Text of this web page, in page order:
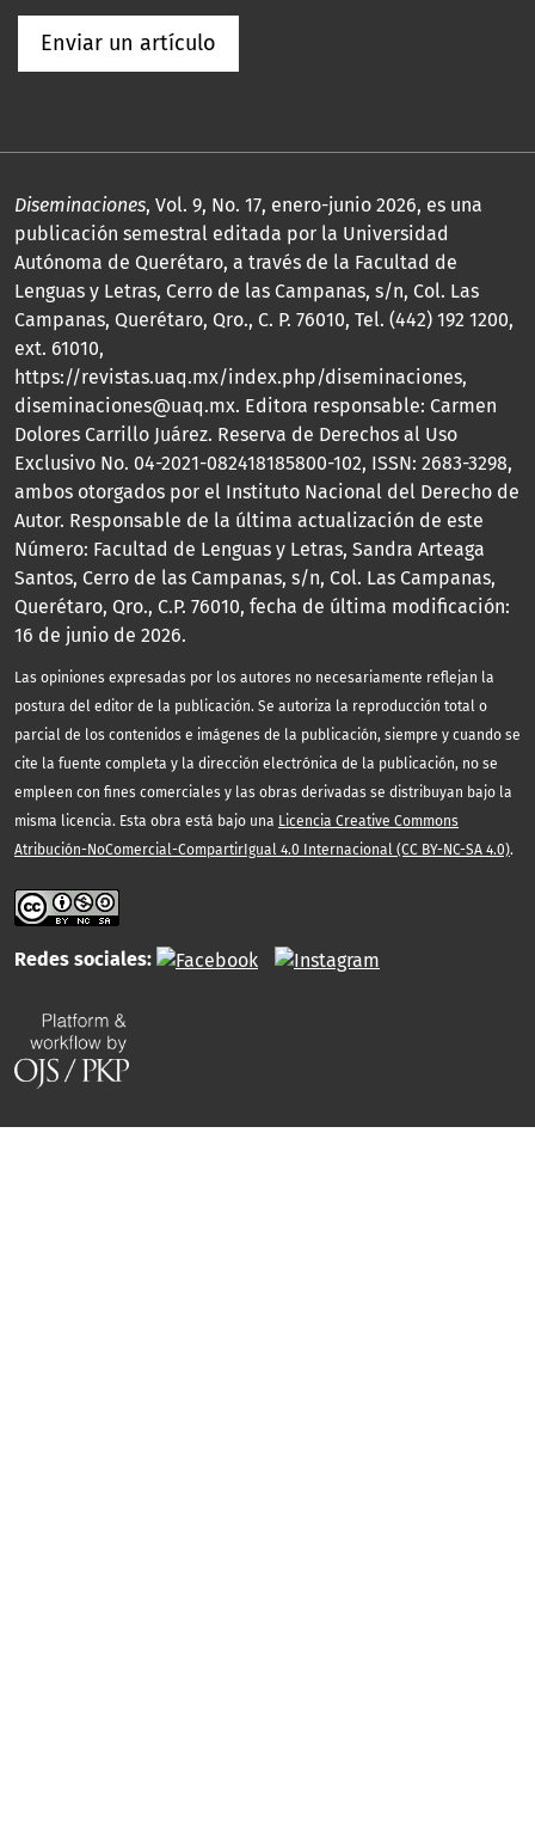
Enviar un artículo
Diseminaciones, Vol. 9, No. 17, enero-junio 2026, es una
publicación semestral editada por la Universidad
Autónoma de Querétaro, a través de la Facultad de
Lenguas y Letras, Cerro de las Campanas, s/n, Col. Las
Campanas, Querétaro, Qro., C. P. 76010, Tel. (442) 192 1200,
ext. 61010,
https://revistas.uaq.mx/index.php/diseminaciones,
diseminaciones@uaq.mx. Editora responsable: Carmen
Dolores Carrillo Juárez. Reserva de Derechos al Uso
Exclusivo No. 04-2021-082418185800-102, ISSN: 2683-3298,
ambos otorgados por el Instituto Nacional del Derecho de
Autor. Responsable de la última actualización de este
Número: Facultad de Lenguas y Letras, Sandra Arteaga
Santos, Cerro de las Campanas, s/n, Col. Las Campanas,
Querétaro, Qro., C.P. 76010, fecha de última modificación:
16 de junio de 2026.
Las opiniones expresadas por los autores no necesariamente reflejan la
postura del editor de la publicación. Se autoriza la reproducción total o
parcial de los contenidos e imágenes de la publicación, siempre y cuando se
cite la fuente completa y la dirección electrónica de la publicación, no se
empleen con fines comerciales y las obras derivadas se distribuyan bajo la
misma licencia. Esta obra está bajo una Licencia Creative Commons
Atribución-NoComercial-CompartirIgual 4.0 Internacional (CC BY-NC-SA 4.0).
Redes sociales: